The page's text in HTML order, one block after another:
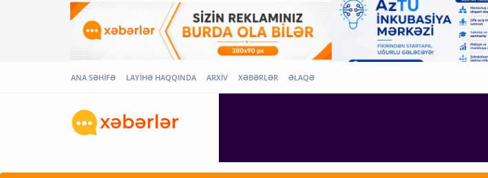
ANA SƏHİFƏ LAYİHƏ HAQQINDA ARXİV XƏBƏRLƏR ƏLAQƏ